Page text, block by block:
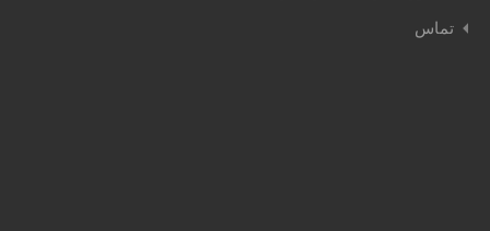
تماس